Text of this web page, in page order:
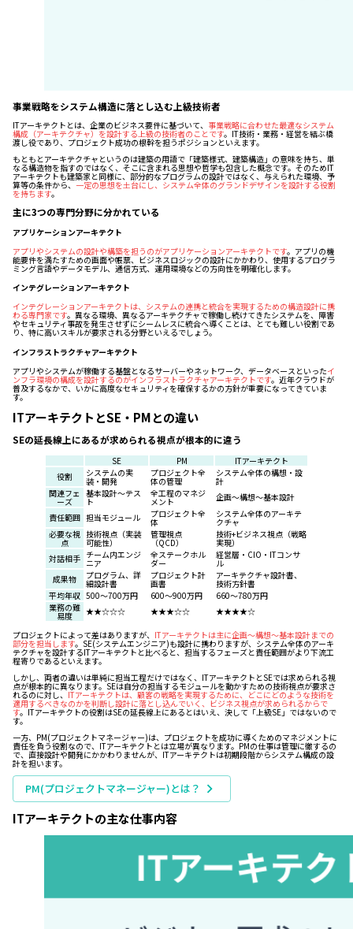
事業戦略をシステム構造に落とし込む上級技術者
ITアーキテクトとは、企業のビジネス要件に基づいて、 事業戦略に合わせた最適なシステム
構成（アーキテクチャ）を設計する上級の技術者のことです。IT技術・業務・経営を結ぶ橋
渡し役であり、プロジェクト成功の根幹を担うポジションといえます。
もともとアーキテクチャというのは建築の用語で「建築様式、建築構造」の意味を持ち、単
なる構造物を指すのではなく、そこに含まれる思想や哲学も包含した概念です。そのためIT
アーキテクトも建築家と同様に、部分的なプログラムの設計ではなく、与えられた環境、予
算等の条件から、一定の思想を土台にし、システム全体のグランドデザインを設計する役割
を持ちます。
主に3つの専門分野に分かれている
アプリケーションアーキテクト
アプリやシステムの設計や構築を担うのがアプリケーションアーキテクトです。アプリの機
能要件を満たすための画面や帳票、ビジネスロジックの設計にかかわり、使用するプログラ
ミング言語やデータモデル、通信方式、運用環境などの方向性を明確化します。
インテグレーションアーキテクト
インテグレーションアーキテクトは、システムの連携と統合を実現するための構造設計に携
わる専門家です。異なる環境、異なるアーキテクチャで稼働し続けてきたシステムを、障害
やセキュリティ事故を発生させずにシームレスに統合へ導くことは、とても難しい役割であ
り、特に高いスキルが要求される分野といえるでしょう。
インフラストラクチャアーキテクト
アプリやシステムが稼働する基盤となるサーバーやネットワーク、データベースといったイ
ンフラ環境の構成を設計するのがインフラストラクチャアーキテクトです。近年クラウドが
普及するなかで、いかに高度なセキュリティを確保するかの方針が重要になってきていま
す。
ITアーキテクトとSE・PMとの違い
SEの延長線上にあるが求められる視点が根本的に違う
SE PM
ITアーキテクト
役割
システムの実
装・開発
プロジェクト全
体の管理
システム全体の構想・設
計
関連フェ
ーズ
基本設計〜テス
ト
全工程のマネジ
メント
企画〜構想〜基本設計
責任範囲 担当モジュール プロジェクト全
体
システム全体のアーキテ
クチャ
必要な視
点
技術視点（実装
可能性）
管理視点
（QCD）
技術+ビジネス視点（戦略
実現）
対話相手 チーム内エンジ
ニア
全ステークホル
ダー
経営層・CIO・ITコンサ
ル
成果物
プログラム、詳
細設計書
プロジェクト計
画書
アーキテクチャ設計書、
技術方針書
平均年収 500〜700万円 600〜900万円
660〜780万円
業務の難
易度 ★★☆☆☆ ★★★☆☆
★★★★☆
プロジェクトによって差はありますが、 ITアーキテクトは主に企画～構想～基本設計までの
部分を担当します。SE(システムエンジニア)も設計に携わりますが、システム全体のアーキ
テクチャを設計するITアーキテクトと比べると、担当するフェーズと責任範囲がより下流工
程寄りであるといえます。
しかし、両者の違いは単純に担当工程だけではなく、ITアーキテクトとSEでは求められる視
点が根本的に異なります。SEは自分の担当するモジュールを動かすための技術視点が要求さ
れるのに対し、ITアーキテクトは、顧客の戦略を実現するために、どこにどのような技術を
適用するべきなのかを判断し設計に落とし込んでいく、ビジネス視点が求められるからで
す。ITアーキテクトの役割はSEの延長線上にあるとはいえ、決して「上級SE」ではないので
す。
一方、PM(プロジェクトマネージャー)は、プロジェクトを成功に導くためのマネジメントに
責任を負う役割なので、ITアーキテクトとは立場が異なります。PMの仕事は管理に徹するの
で、直接設計や開発にかかわりませんが、ITアーキテクトは初期段階からシステム構成の設
計を担います。
PM(プロジェクトマネージャー)とは？
ITアーキテクトの主な仕事内容